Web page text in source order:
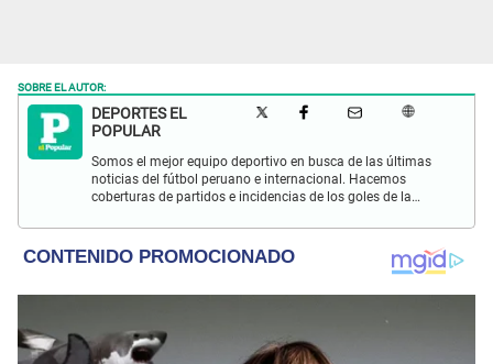
SOBRE EL AUTOR:
DEPORTES EL
POPULAR
Somos el mejor equipo deportivo en busca de las últimas
noticias del fútbol peruano e internacional. Hacemos
coberturas de partidos e incidencias de los goles de la
eventos deportivos.